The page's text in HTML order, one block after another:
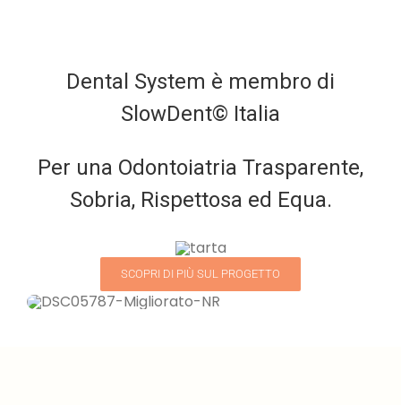
Dental System è membro di
SlowDent© Italia
Per una Odontoiatria Trasparente,
Sobria, Rispettosa ed Equa.
SCOPRI DI PIÙ SUL PROGETTO